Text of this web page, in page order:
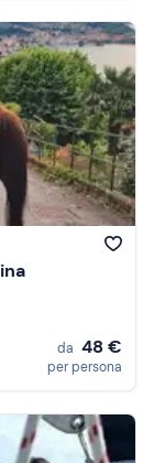
da 48 €
per persona